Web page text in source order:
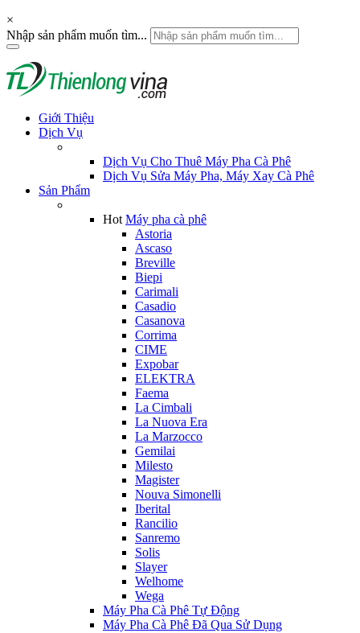
×
Nhập sản phẩm muốn tìm...
Giới Thiệu
Dịch Vụ
Dịch Vụ Cho Thuê Máy Pha Cà Phê
Dịch Vụ Sửa Máy Pha, Máy Xay Cà Phê
Sản Phẩm
Hot Máy pha cà phê
Astoria
Ascaso
Breville
Biepi
Carimali
Casadio
Casanova
Corrima
CIME
Expobar
ELEKTRA
Faema
La Cimbali
La Nuova Era
La Marzocco
Gemilai
Milesto
Magister
Nouva Simonelli
Iberital
Rancilio
Sanremo
Solis
Slayer
Welhome
Wega
Máy Pha Cà Phê Tự Động
Máy Pha Cà Phê Đã Qua Sử Dụng